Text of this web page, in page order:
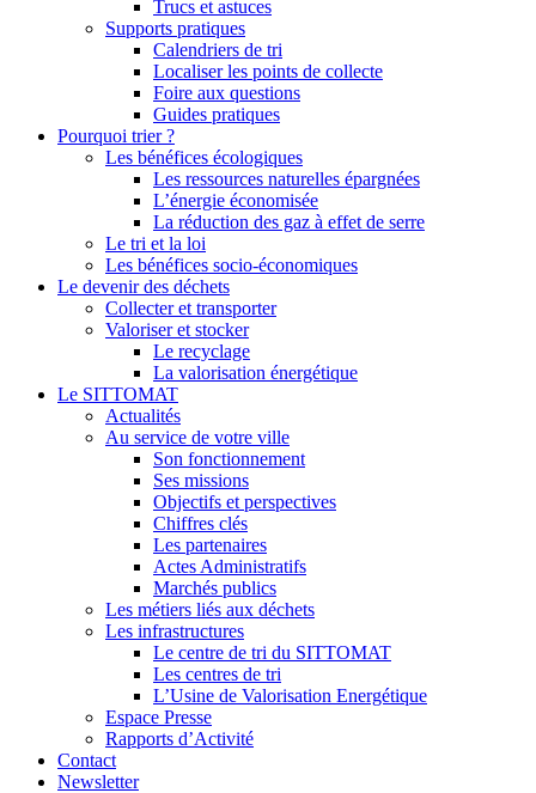
Trucs et astuces
Supports pratiques
Calendriers de tri
Localiser les points de collecte
Foire aux questions
Guides pratiques
Pourquoi trier ?
Les bénéfices écologiques
Les ressources naturelles épargnées
L’énergie économisée
La réduction des gaz à effet de serre
Le tri et la loi
Les bénéfices socio-économiques
Le devenir des déchets
Collecter et transporter
Valoriser et stocker
Le recyclage
La valorisation énergétique
Le SITTOMAT
Actualités
Au service de votre ville
Son fonctionnement
Ses missions
Objectifs et perspectives
Chiffres clés
Les partenaires
Actes Administratifs
Marchés publics
Les métiers liés aux déchets
Les infrastructures
Le centre de tri du SITTOMAT
Les centres de tri
L’Usine de Valorisation Energétique
Espace Presse
Rapports d’Activité
Contact
Newsletter